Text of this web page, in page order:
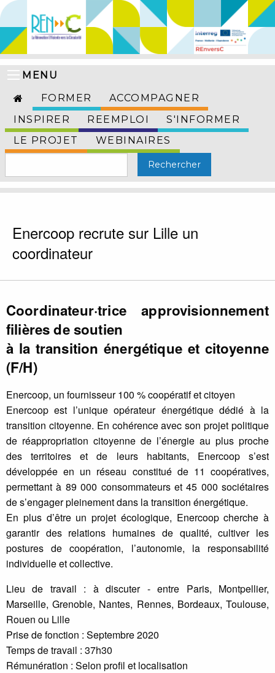
MENU
FORMER
ACCOMPAGNER
INSPIRER
REEMPLOI
S'INFORMER
LE PROJET
WEBINAIRES
Enercoop recrute sur Lille un
coordinateur
Coordinateur·trice approvisionnement
filières de soutien
à la transition énergétique et citoyenne
(F/H)
Enercoop, un fournisseur 100 % coopératif et citoyen
Enercoop est l’unique opérateur énergétique dédié à la
transition citoyenne. En cohérence avec son projet politique
de réappropriation citoyenne de l’énergie au plus proche
des territoires et de leurs habitants, Enercoop s’est
développée en un réseau constitué de 11 coopératives,
permettant à 89 000 consommateurs et 45 000 sociétaires
de s’engager pleinement dans la transition énergétique.
En plus d’être un projet écologique, Enercoop cherche à
garantir des relations humaines de qualité, cultiver les
postures de coopération, l’autonomie, la responsabilité
individuelle et collective.
Lieu de travail : à discuter - entre Paris, Montpellier,
Marseille, Grenoble, Nantes, Rennes, Bordeaux, Toulouse,
Rouen ou Lille
Prise de fonction : Septembre 2020
Temps de travail : 37h30
Rémunération : Selon profil et localisation